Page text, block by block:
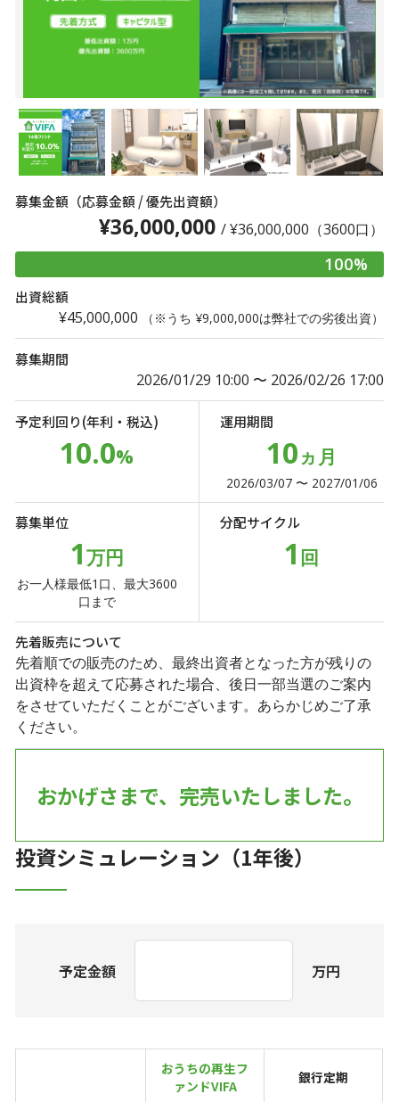
募集金額（応募金額 / 優先出資額）
¥36,000,000 / ¥36,000,000（3600口）
100%
出資総額
¥45,000,000 （※うち ¥9,000,000は弊社での劣後出資）
募集期間
2026/01/29 10:00 〜 2026/02/26 17:00
予定利回り(年利・税込)
10.0%
運用期間
10ヵ月
2026/03/07 〜 2027/01/06
募集単位
1万円
お一人様最低1口、最大3600
口まで
分配サイクル
1 回
先着販売について
先着順での販売のため、最終出資者となった方が残りの
出資枠を超えて応募された場合、後日一部当選のご案内
をさせていただくことがございます。あらかじめご了承
ください。
投資シミュレーション（1年後）
予定金額 万円
おうちの再生フ
ァンドVIFA
銀行定期
おかげさまで、完売いたしました。